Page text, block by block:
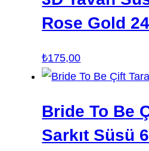
Rose Gold
₺175,00
Bride To Be
Sarkıt Süsü